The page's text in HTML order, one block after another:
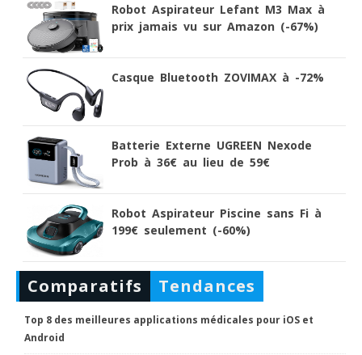
Robot Aspirateur Lefant M3 Max à
prix jamais vu sur Amazon (-67%)
Casque Bluetooth ZOVIMAX à -72%
Batterie Externe UGREEN Nexode
Prob à 36€ au lieu de 59€
Robot Aspirateur Piscine sans Fi à
199€ seulement (-60%)
Comparatifs Tendances
Top 8 des meilleures applications médicales pour iOS et
Android